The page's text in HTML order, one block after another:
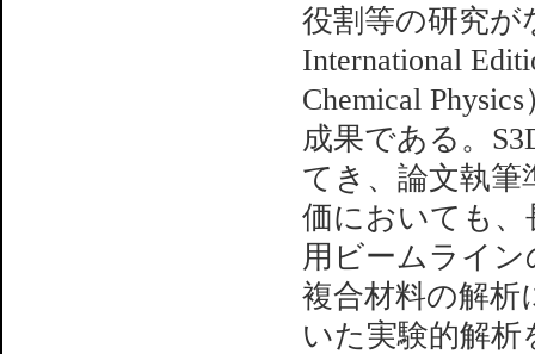
役割等の研究が
International
Chemical
成果である。
てき、論文執筆
価においても
用ビームライ
複合材料の解析
いた実験的解